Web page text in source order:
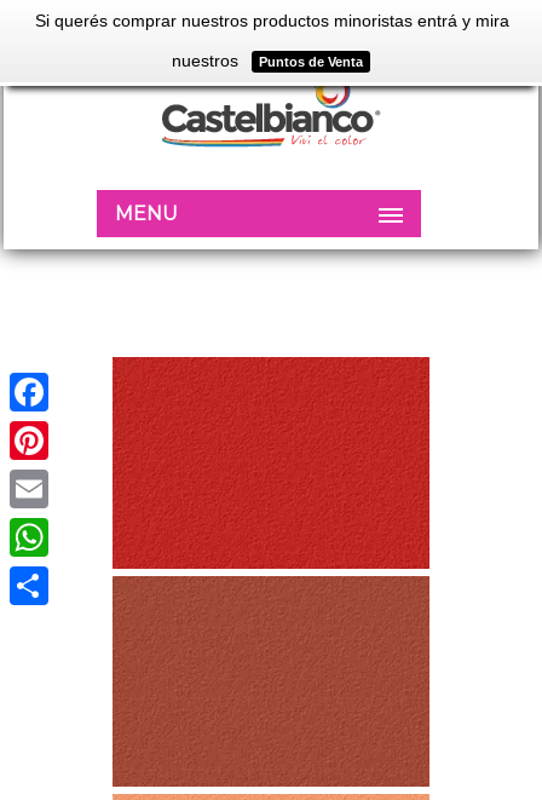
Si querés comprar nuestros productos minoristas entrá y mira
nuestros Puntos de Venta
MENU
BERMELLÓN
Facebook
Pinterest
Email
WhatsApp